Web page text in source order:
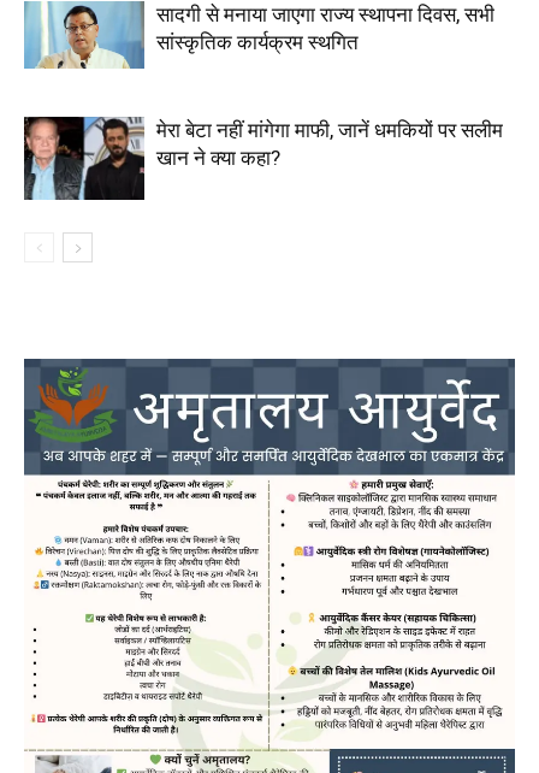
सादगी से मनाया जाएगा राज्य स्थापना दिवस, सभी
सांस्कृतिक कार्यक्रम स्थगित
मेरा बेटा नहीं मांगेगा माफी, जानें धमकियों पर सलीम
खान ने क्या कहा?